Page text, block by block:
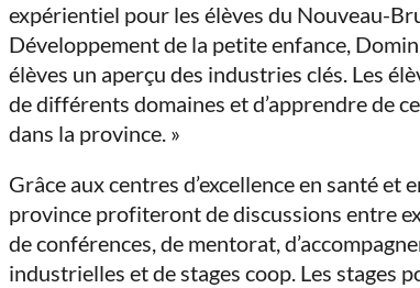
expérientiel pour les élèves du Nouveau-
Développement de la petite enfance,
élèves un aperçu des industries clés. Les
de différents domaines et d’apprendre de
dans la province. »
Grâce aux centres d’excellence en santé
province profiteront de discussions entre
de conférences, de mentorat,
industrielles et de stages coop. Les stages